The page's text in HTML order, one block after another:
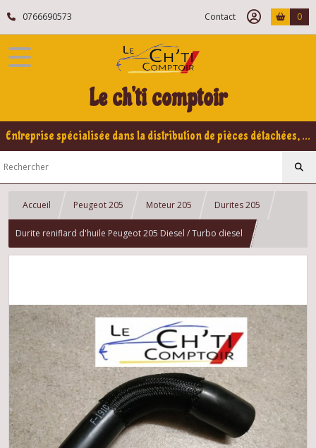
0766690573 Contact 0
Le ch'ti comptoir
Entreprise spécialisée dans la distribution de pièces détachées, refabrication pour voitures Yountimers Peugeot 205 GTI, 309 GTI - GTI16
Accueil Peugeot 205 Moteur 205 Durites 205
Durite reniflard d'huile Peugeot 205 Diesel / Turbo diesel